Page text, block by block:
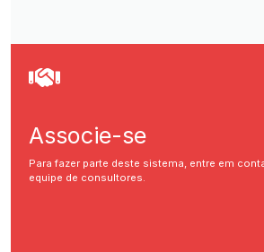
Associe-se
Para fazer parte deste sistema, entre em
equipe de consultores.